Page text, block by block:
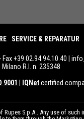
SERVICE & REPARATUR
+39 02.94.94.10.40 |
R.I. n. 235348
9001 IQNetcertified
S.p.A.. Any use of